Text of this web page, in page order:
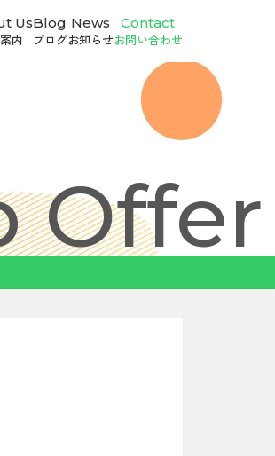
Us
内
Blog
ブログ
News
お知らせ
Contact
お問い合わせ
Offer